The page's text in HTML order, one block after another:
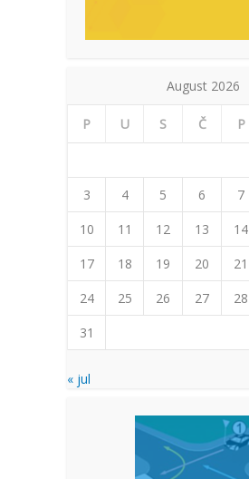
August 2026
P U S Č P
3
4 5 6 7
10
11 12 13 14
17
18 19 20 21
24
25 26 27 28
31
« jul